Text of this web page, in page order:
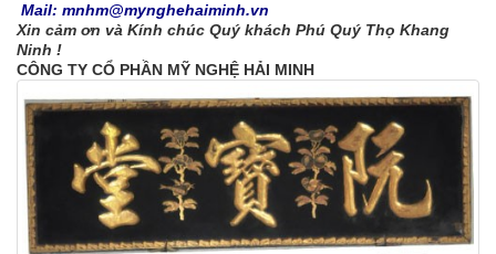
Mail: mnhm@mynghehaiminh.vn
Xin cảm ơn và Kính chúc Quý khách Phú Quý Thọ Khang
Ninh !
CÔNG TY CỔ PHẦN MỸ NGHỆ HẢI MINH